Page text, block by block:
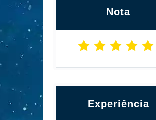
Nota
Experiência